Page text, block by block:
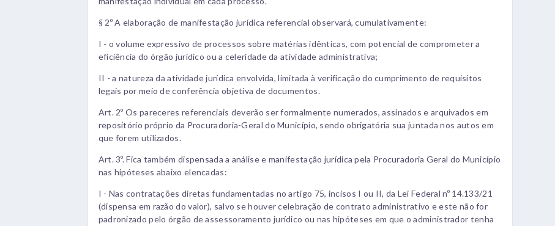
§ 2º A elaboração de manifestação jurídica referencial observará, cumulativamente:
I - o volume expressivo de processos sobre matérias idênticas, com potencial de comprometer a
eficiência do órgão jurídico ou a celeridade da atividade administrativa;
II - a natureza da atividade jurídica envolvida, limitada à verificação do cumprimento de requisitos
legais por meio de conferência objetiva de documentos.
Art. 2º Os pareceres referenciais deverão ser formalmente numerados, assinados e arquivados em
repositório próprio da Procuradoria-Geral do Município, sendo obrigatória sua juntada nos autos em
que forem utilizados.
Art. 3º. Fica também dispensada a análise e manifestação jurídica pela Procuradoria Geral do Município
nas hipóteses abaixo elencadas:
I - Nas contratações diretas fundamentadas no artigo 75, incisos I ou II, da Lei Federal nº 14.133/21
(dispensa em razão do valor), salvo se houver celebração de contrato administrativo e este não for
padronizado pelo órgão de assessoramento jurídico ou nas hipóteses em que o administrador tenha